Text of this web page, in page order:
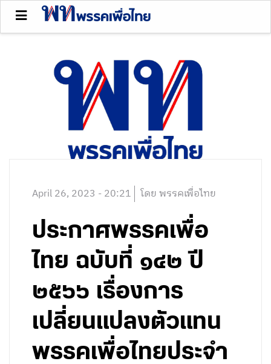
April 26, 2023 - 20:21 โดย พรรคเพื่อไทย
ประกาศพรรคเพื่อ
ไทย ฉบับที่ ๑๔๒ ปี
๒๕๖๖ เรื่องการ
เปลี่ยนแปลงตัวแทน
พรรคเพื่อไทยประจำ